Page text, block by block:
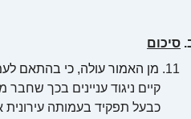
סיכום
11. מן האמור עולה, כי בהתאם
קיים ניגוד עניינים בכך
כבעל תפקיד בעמותה